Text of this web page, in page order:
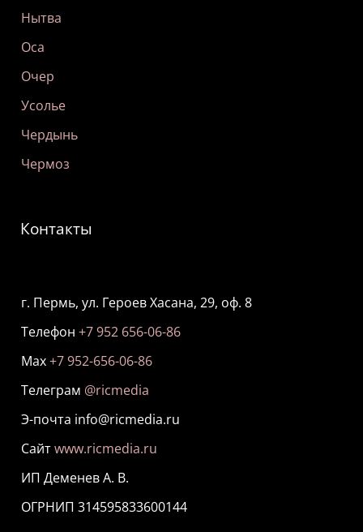
Нытва
Оса
Очер
Усолье
Чердынь
Чермоз
Контакты
г. Пермь, ул. Героев Хасана, 29, оф. 8
Телефон +7 952 656-06-86
Мах+7 952-656-06-86
Телеграм @ricmedia
Э-почта info@ricmedia.ru
Сайтwww.ricmedia.ru
ИП Деменев А. В.
ОГРНИП 314595833600144